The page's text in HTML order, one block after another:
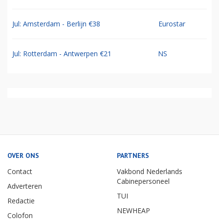
Jul: Amsterdam - Berlijn €38 Eurostar
Jul: Rotterdam - Antwerpen €21 NS
OVER ONS
Contact
Adverteren
Redactie
Colofon
PARTNERS
Vakbond Nederlands
Cabinepersoneel
TUI
NEWHEAP